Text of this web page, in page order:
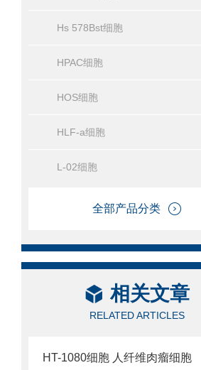
Hs 578Bst细胞
HPAC细胞
HOS细胞
HLF-a细胞
L-02细胞
全部产品分类
相关文章
RELATED ARTICLES
HT-1080细胞 人纤维肉瘤细胞